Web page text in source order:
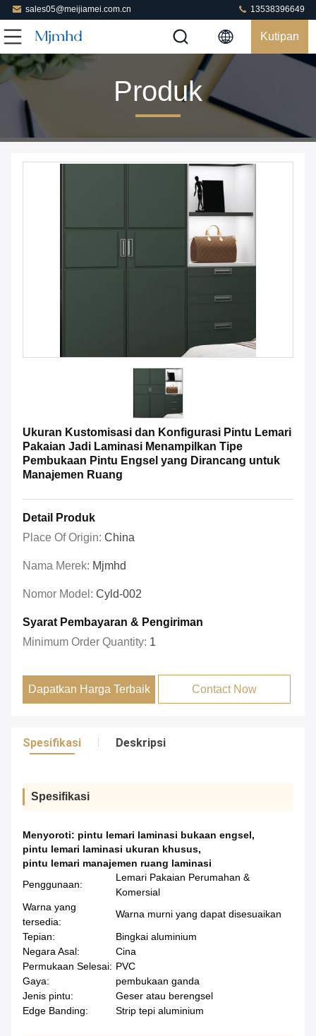
sales05@meijiamei.com.cn 13538396649
Kutipan
Produk
Ukuran Kustomisasi dan Konfigurasi Pintu Lemari
Pakaian Jadi Laminasi Menampilkan Tipe
Pembukaan Pintu Engsel yang Dirancang untuk
Manajemen Ruang
Detail Produk
Place Of Origin: China
Nama Merek: Mjmhd
Nomor Model: Cyld-002
Syarat Pembayaran & Pengiriman
Minimum Order Quantity: 1
Dapatkan Harga Terbaik Contact Now
Spesifikasi Deskripsi
Spesifikasi
Menyoroti: pintu lemari laminasi bukaan engsel,
pintu lemari laminasi ukuran khusus,
pintu lemari manajemen ruang laminasi
Penggunaan:
Lemari Pakaian Perumahan &
Komersial
Warna yang
tersedia:
Warna murni yang dapat disesuaikan
Tepian:
Bingkai aluminium
Negara Asal:
Cina
Permukaan Selesai: PVC
Gaya:
pembukaan ganda
Jenis pintu:
Geser atau berengsel
Edge Banding:
Strip tepi aluminium